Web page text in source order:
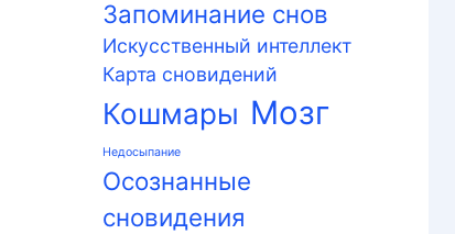
Запоминание снов
Искусственный интеллект
Карта сновидений
Кошмары Мозг
Недосыпание
Осознанные
сновидения